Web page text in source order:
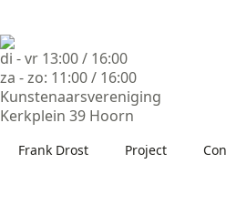
di - vr 13:00 / 16:00
za - zo: 11:00 / 16:00
Kunstenaarsvereniging
Kerkplein 39 Hoorn
Frank Drost Project